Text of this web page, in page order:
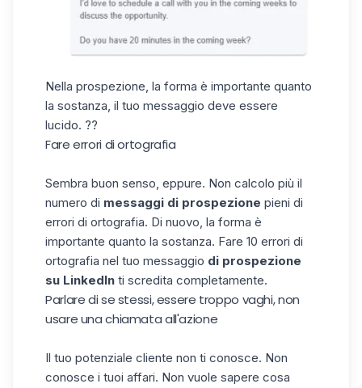
Nella prospezione, la forma è importante quanto
la sostanza, il tuo messaggio deve essere
lucido. ??
Fare errori di ortografia
Sembra buon senso, eppure. Non calcolo più il
numero di messaggi di prospezione pieni di
errori di ortografia. Di nuovo, la forma è
importante quanto la sostanza. Fare 10 errori di
ortografia nel tuo messaggio di prospezione
su LinkedIn ti scredita completamente.
Parlare di se stessi, essere troppo vaghi, non
usare una chiamata all'azione
Il tuo potenziale cliente non ti conosce. Non
conosce i tuoi affari. Non vuole sapere cosa